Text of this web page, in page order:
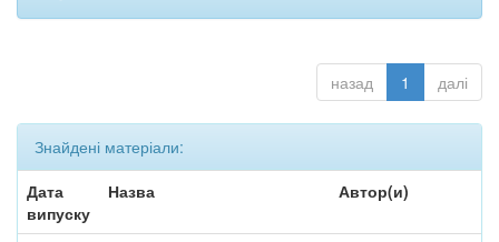
назад 1 далі
Знайдені матеріали:
Дата
випуску
Назва Автор(и)